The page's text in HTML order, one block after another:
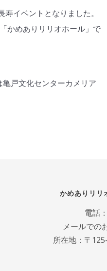
イベントとなりました。
かめありリリオホール」で
戸文化センターカメリア
かめありリリ
電話
メールでの
所在地：〒